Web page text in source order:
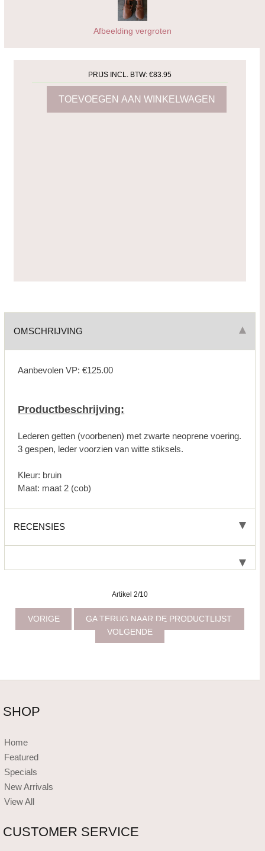
Afbeelding vergroten
PRIJS INCL. BTW:€83.95
OMSCHRIJVING
Aanbevolen VP: €125.00
Productbeschrijving:
Lederen getten (voorbenen) met zwarte neoprene voering.
3 gespen, leder voorzien van witte stiksels.
Kleur: bruin
Maat: maat 2 (cob)
RECENSIES
Artikel 2/10
VORIGE
GA TERUG NAAR DE PRODUCTLIJST
VOLGENDE
SHOP
Home
Featured
Specials
New Arrivals
View All
CUSTOMER SERVICE